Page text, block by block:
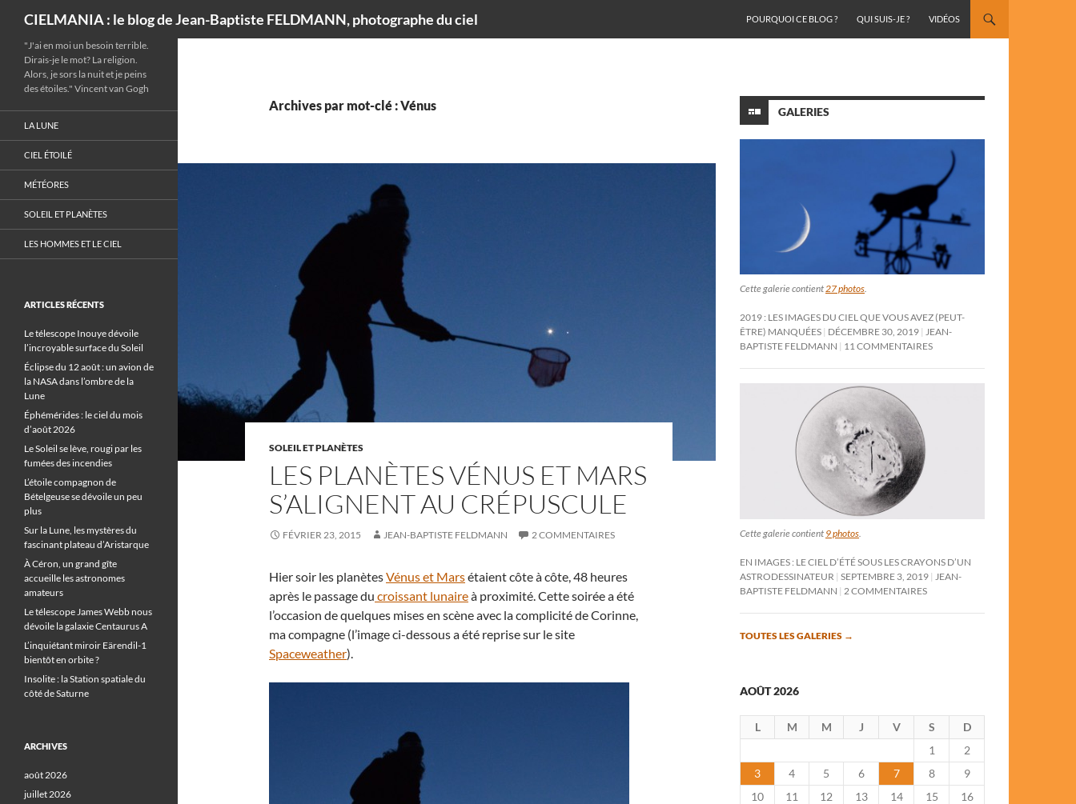
CIELMANIA : le blog de Jean-Baptiste FELDMANN, photographe du ciel
POURQUOI CE BLOG ?
QUI SUIS-JE ? VIDÉOS
Archives par mot-clé : Vénus
SOLEIL ET PLANÈTES
LES PLANÈTES VÉNUS ET MARS
S’ALIGNENT AU CRÉPUSCULE
FÉVRIER 23, 2015 JEAN-BAPTISTE FELDMANN 2 COMMENTAIRES
Hier soir les planètesVénus et Marsétaient côte à côte, 48 heures
après le passage du croissant lunaireà proximité. Cette soirée a été
l’occasion de quelques mises en scène avec la complicité de Corinne,
ma compagne (l’image ci-dessous a été reprise sur le site
Spaceweather).
GALERIES
Cette galerie contient27 photos.
2019 : LES IMAGES DU CIEL QUE VOUS AVEZ (PEUT-
ÊTRE) MANQUÉES DÉCEMBRE 30, 2019 JEAN-
BAPTISTE FELDMANN
11 COMMENTAIRES
Cette galerie contient 9 photos
EN IMAGES : LE CIEL D’ÉTÉ SOUS LES CRAYONS D’UN
ASTRODESSINATEUR SEPTEMBRE 3, 2019
JEAN-
BAPTISTE FELDMANN
2 COMMENTAIRES
TOUTES LES GALERIES →
AOÛT 2026
L M M J V S
D
1
2
3
4 5 6 7 8
9
10
11 12 13 14 15
16
"J'ai en moi un besoin terrible.
Dirais-je le mot? La religion.
Alors, je sors la nuit et je peins
des étoiles." Vincent van Gogh
LA LUNE
CIEL ÉTOILÉ
MÉTÉORES
SOLEIL ET PLANÈTES
LES HOMMES ET LE CIEL
ARTICLES RÉCENTS
Le télescope Inouye dévoile
l’incroyable surface du Soleil
Éclipse du 12 août : un avion de
la NASA dans l’ombre de la
Lune
Éphémérides : le ciel du mois
d’août 2026
Le Soleil se lève, rougi par les
fumées des incendies
L’étoile compagnon de
Bételgeuse se dévoile un peu
plus
Sur la Lune, les mystères du
fascinant plateau d’Aristarque
À Céron, un grand gîte
accueille les astronomes
amateurs
Le télescope James Webb nous
dévoile la galaxie Centaurus A
L’inquiétant miroir Eärendil-1
bientôt en orbite ?
Insolite : la Station spatiale du
côté de Saturne
ARCHIVES
août 2026
juillet 2026